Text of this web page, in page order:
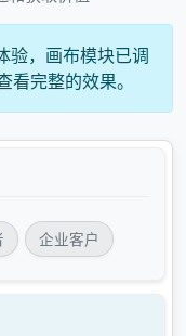
验，画布模块已调
完整的效果。
企业客户